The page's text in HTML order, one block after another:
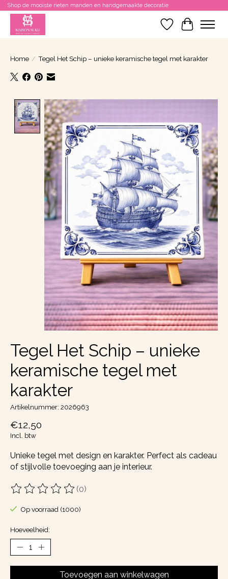
Shop de mooiste rieten manden en handgemaakte decoratie
Verlanglijst
Home / Tegel Het Schip – unieke keramische tegel met karakter
Product image slideshow Items
Tegel Het Schip – unieke
keramische tegel met
karakter
Artikelnummer: 2026963
€12,50
Incl. btw
Unieke tegel met design en karakter. Perfect als cadeau
of stijlvolle toevoeging aan je interieur.
De beoordeling van dit product is
(0)
Op voorraad (1000)
Hoeveelheid:
Toevoegen aan winkelwagen